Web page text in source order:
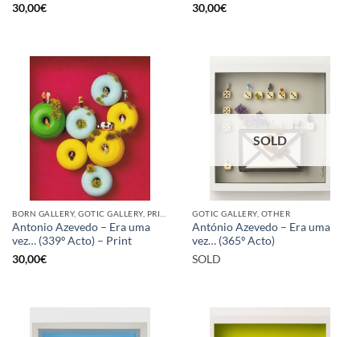
30,00€
30,00€
BORN GALLERY, GOTIC GALLERY, PRINT
Antonio Azevedo – Era uma
vez… (339º Acto) – Print
30,00€
SOLD
GOTIC GALLERY, OTHER
António Azevedo – Era uma
vez… (365º Acto)
SOLD